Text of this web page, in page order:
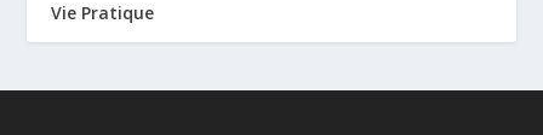
Vie Pratique